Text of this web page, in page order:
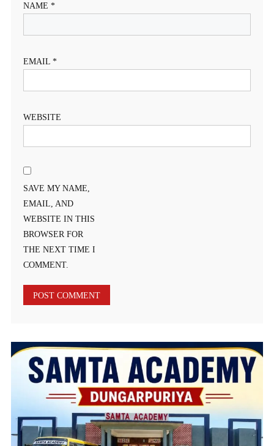
NAME *
EMAIL *
WEBSITE
SAVE MY NAME,
EMAIL, AND
WEBSITE IN THIS
BROWSER FOR
THE NEXT TIME I
COMMENT.